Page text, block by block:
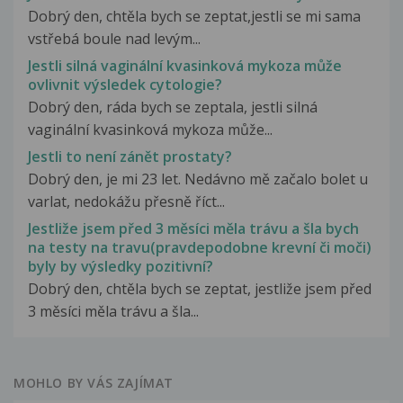
Dobrý den, chtěla bych se zeptat,jestli se mi sama
vstřebá boule nad levým...
Jestli silná vaginální kvasinková mykoza může
ovlivnit výsledek cytologie?
Dobrý den, ráda bych se zeptala, jestli silná
vaginální kvasinková mykoza může...
Jestli to není zánět prostaty?
Dobrý den, je mi 23 let. Nedávno mě začalo bolet u
varlat, nedokážu přesně říct...
Jestliže jsem před 3 měsíci měla trávu a šla bych
na testy na travu(pravdepodobne krevní či moči)
byly by výsledky pozitivní?
Dobrý den, chtěla bych se zeptat, jestliže jsem před
3 měsíci měla trávu a šla...
MOHLO BY VÁS ZAJÍMAT